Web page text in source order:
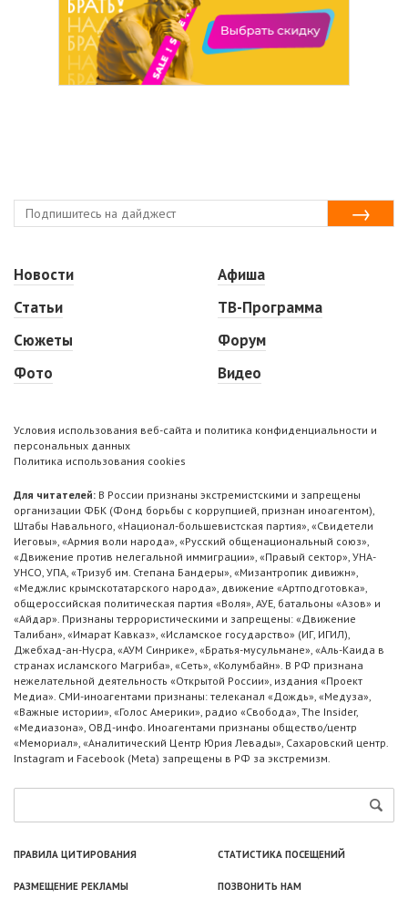
Новости
Статьи
Сюжеты
Фото
Афиша
ТВ-Программа
Форум
Видео
Условия использования веб-сайта и политика конфиденциальности и
персональных данных
Политика использования cookies
Для читателей: В России признаны экстремистскими и запрещены
организации ФБК (Фонд борьбы с коррупцией, признан иноагентом),
Штабы Навального, «Национал-большевистская партия», «Свидетели
Иеговы», «Армия воли народа», «Русский общенациональный союз»,
«Движение против нелегальной иммиграции», «Правый сектор», УНА-
УНСО, УПА, «Тризуб им. Степана Бандеры», «Мизантропик дивижн»,
«Меджлис крымскотатарского народа», движение «Артподготовка»,
общероссийская политическая партия «Воля», АУЕ, батальоны «Азов» и
«Айдар». Признаны террористическими и запрещены: «Движение
Талибан», «Имарат Кавказ», «Исламское государство» (ИГ, ИГИЛ),
Джебхад-ан-Нусра, «АУМ Синрике», «Братья-мусульмане», «Аль-Каида в
странах исламского Магриба», «Сеть», «Колумбайн». В РФ признана
нежелательной деятельность «Открытой России», издания «Проект
Медиа». СМИ-иноагентами признаны: телеканал «Дождь», «Медуза»,
«Важные истории», «Голос Америки», радио «Свобода», The Insider,
«Медиазона», ОВД-инфо. Иноагентами признаны общество/центр
«Мемориал», «Аналитический Центр Юрия Левады», Сахаровский центр.
Instagram и Facebook (Metа) запрещены в РФ за экстремизм.
ПРАВИЛА ЦИТИРОВАНИЯ СТАТИСТИКА ПОСЕЩЕНИЙ
РАЗМЕЩЕНИЕ РЕКЛАМЫ ПОЗВОНИТЬ НАМ